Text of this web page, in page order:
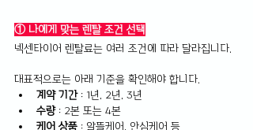
① 나에게 맞는 렌탈 조건 선택
넥센타이어 렌탈료는 여러 조건에 따라 달라집니다.
대표적으로는 아래 기준을 확인해야 합니다.
계약 기간 : 1년, 2년, 3년
수량 : 2본 또는 4본
케어 상품 : 알뜰케어, 안심케어 등